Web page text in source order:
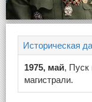
Историческая
1975, май, Пуск
магистрали.